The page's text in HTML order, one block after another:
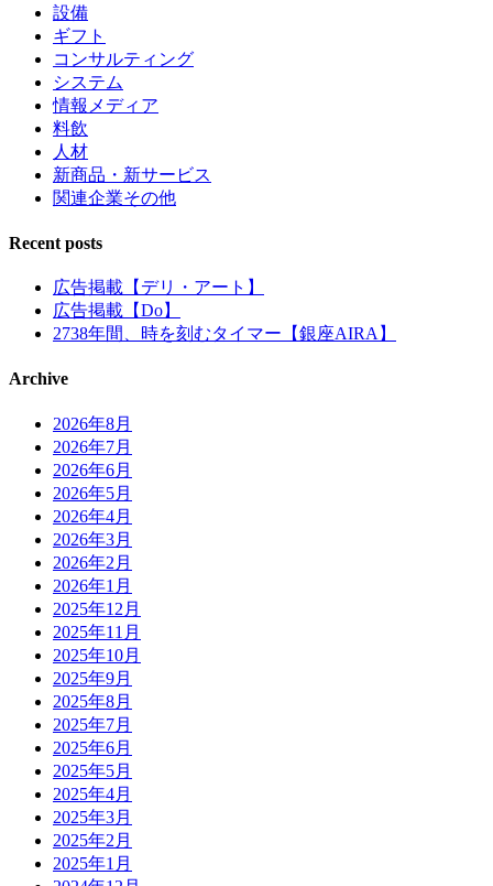
設備
ギフト
コンサルティング
システム
情報メディア
料飲
人材
新商品・新サービス
関連企業その他
Recent posts
広告掲載【デリ・アート】
広告掲載【Do】
2738年間、時を刻むタイマー【銀座AIRA】
Archive
2026年8月
2026年7月
2026年6月
2026年5月
2026年4月
2026年3月
2026年2月
2026年1月
2025年12月
2025年11月
2025年10月
2025年9月
2025年8月
2025年7月
2025年6月
2025年5月
2025年4月
2025年3月
2025年2月
2025年1月